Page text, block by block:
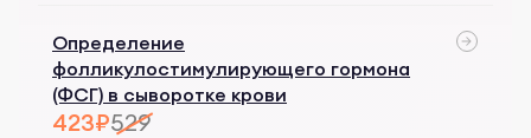
Определение
фолликулостимулирующего гормона
(ФСГ) в сыворотке крови
423₽529